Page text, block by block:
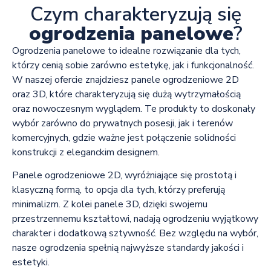
Czym charakteryzują się
ogrodzenia panelowe?
Ogrodzenia panelowe to idealne rozwiązanie dla tych,
którzy cenią sobie zarówno estetykę, jak i funkcjonalność.
W naszej ofercie znajdziesz panele ogrodzeniowe 2D
oraz 3D, które charakteryzują się dużą wytrzymałością
oraz nowoczesnym wyglądem. Te produkty to doskonały
wybór zarówno do prywatnych posesji, jak i terenów
komercyjnych, gdzie ważne jest połączenie solidności
konstrukcji z eleganckim designem.
Panele ogrodzeniowe 2D, wyróżniające się prostotą i
klasyczną formą, to opcja dla tych, którzy preferują
minimalizm. Z kolei panele 3D, dzięki swojemu
przestrzennemu kształtowi, nadają ogrodzeniu wyjątkowy
charakter i dodatkową sztywność. Bez względu na wybór,
nasze ogrodzenia spełnią najwyższe standardy jakości i
estetyki.